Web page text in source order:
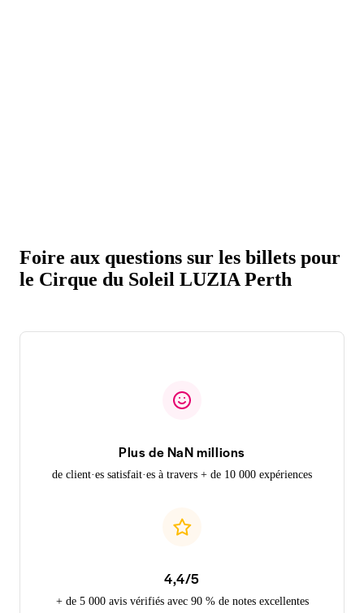
Foire aux questions sur les billets pour
le Cirque du Soleil LUZIA Perth
Plus de NaN millions
de client·es satisfait·es à travers + de 10 000 expériences
4,4/5
+ de 5 000 avis vérifiés avec 90 % de notes excellentes